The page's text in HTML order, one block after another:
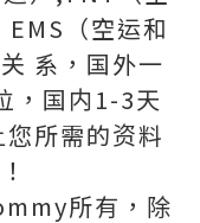
（空运和
系，国外一
，国内1-3天
所需的资料
所有，除